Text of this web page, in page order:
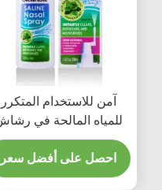
آمن للاستخدام المتكرر
للمياه المالحة في رشاش
الأنف
احصل على أفضل سعر